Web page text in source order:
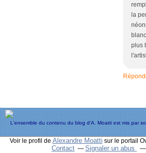
la
plus
L'ensemble du contenu du blog d'A. Moatti est mis par
Voir le profil de Alexandre Moatti sur le portail
Contact
Signaler un abus